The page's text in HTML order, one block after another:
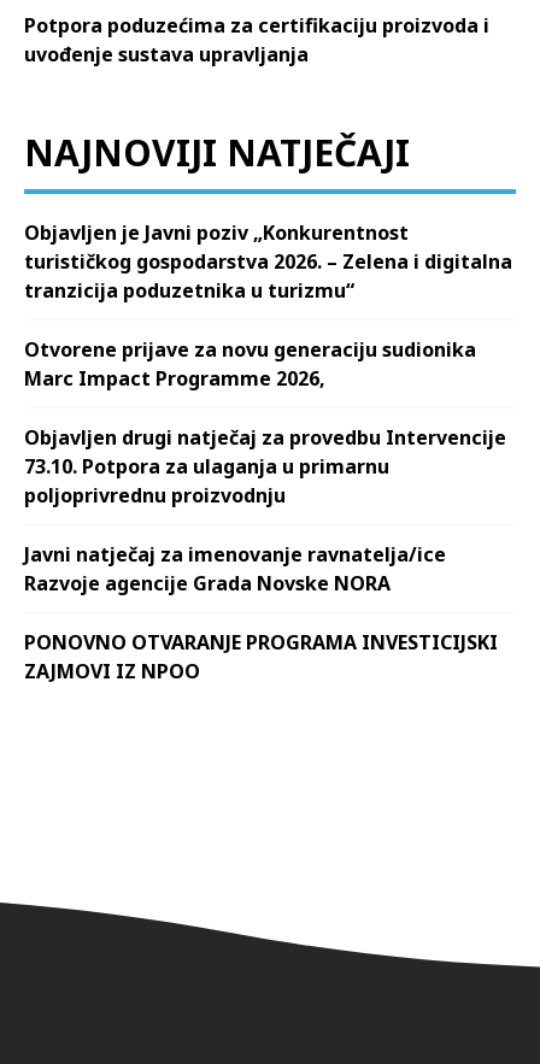
Potpora poduzećima za certifikaciju proizvoda i
uvođenje sustava upravljanja
NAJNOVIJI NATJEČAJI
Objavljen je Javni poziv „Konkurentnost
turističkog gospodarstva 2026. – Zelena i digitalna
tranzicija poduzetnika u turizmu“
Otvorene prijave za novu generaciju sudionika
Marc Impact Programme 2026,
Objavljen drugi natječaj za provedbu Intervencije
73.10. Potpora za ulaganja u primarnu
poljoprivrednu proizvodnju
Javni natječaj za imenovanje ravnatelja/ice
Razvoje agencije Grada Novske NORA
PONOVNO OTVARANJE PROGRAMA INVESTICIJSKI
ZAJMOVI IZ NPOO